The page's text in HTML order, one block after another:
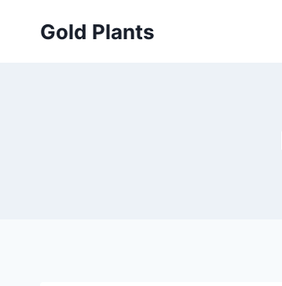
Gold Plants